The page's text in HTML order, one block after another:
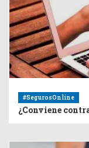
#SegurosOnline
¿Conviene